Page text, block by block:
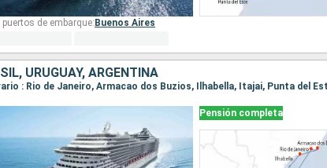
de embarque: Buenos Aires
URUGUAY, ARGENTINA
: Rio de Janeiro, Armacao dos Buzios, Ilhabella, Itajai, Punta del
Pensión completa